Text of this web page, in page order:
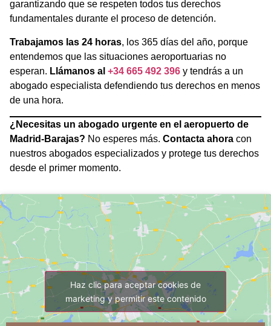
garantizando que se respeten todos tus derechos
fundamentales durante el proceso de detención.
Trabajamos las 24 horas, los 365 días del año, porque
entendemos que las situaciones aeroportuarias no
esperan. Llámanos al +34 665 492 396 y tendrás a un
abogado especialista defendiendo tus derechos en menos
de una hora.
¿Necesitas un abogado urgente en el aeropuerto de
Madrid-Barajas? No esperes más. Contacta ahora con
nuestros abogados especializados y protege tus derechos
desde el primer momento.
Haz clic para aceptar cookies de
marketing y permitir este contenido